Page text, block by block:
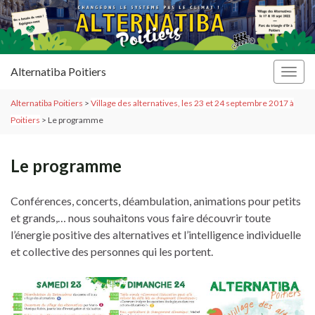
Alternatiba Poitiers
Alternatiba Poitiers > Village des alternatives, les 23 et 24 septembre 2017 à
Poitiers > Le programme
Le programme
Conférences, concerts, déambulation, animations pour petits
et grands,… nous souhaitons vous faire découvrir toute
l’énergie positive des alternatives et l’intelligence individuelle
et collective des personnes qui les portent.